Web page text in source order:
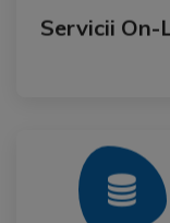
Servicii On-
Servicii On-
Mai Mult